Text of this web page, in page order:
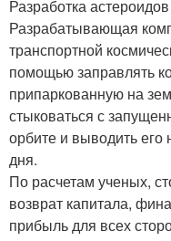
Разработка
Разрабатывающая
транспортной
помощью заправлять
припаркованную на
стыковаться с
орбите и выводить его
дня.
По расчетам ученых,
возврат капитала,
прибыль для всех